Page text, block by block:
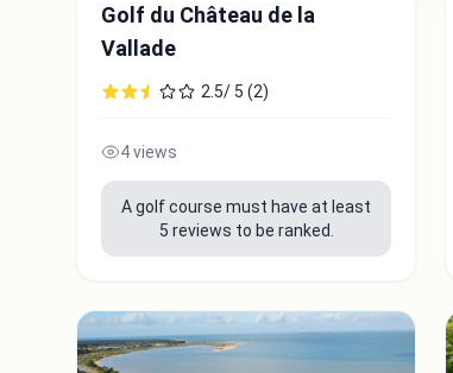
Golf du Château de la
Vallade
2.5/ 5 (2)
4 views
A golf course must have at least
5 reviews to be ranked.